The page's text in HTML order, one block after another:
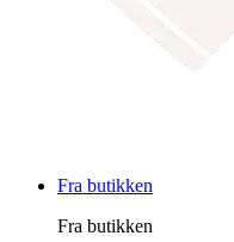
Fra butikken
Fra butikken